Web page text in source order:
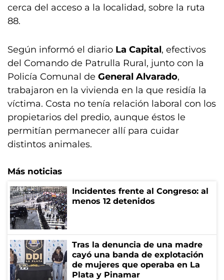
cerca del acceso a la localidad, sobre la ruta
88.
Según informó el diario La Capital, efectivos
del Comando de Patrulla Rural, junto con la
Policía Comunal de General Alvarado,
trabajaron en la vivienda en la que residía la
víctima. Costa no tenía relación laboral con los
propietarios del predio, aunque éstos le
permitían permanecer allí para cuidar
distintos animales.
Más noticias
Incidentes frente al Congreso: al
menos 12 detenidos
Tras la denuncia de una madre
cayó una banda de explotación
de mujeres que operaba en La
Plata y Pinamar